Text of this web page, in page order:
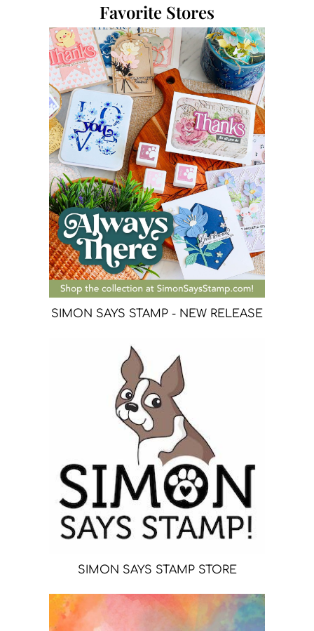
Favorite Stores
SIMON SAYS STAMP - NEW RELEASE
SIMON SAYS STAMP STORE